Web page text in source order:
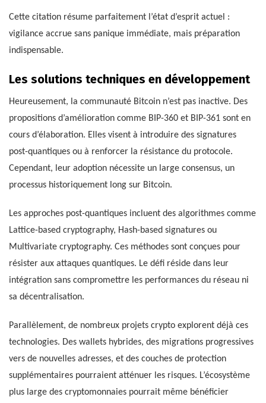
Cette citation résume parfaitement l’état d’esprit actuel :
vigilance accrue sans panique immédiate, mais préparation
indispensable.
Les solutions techniques en développement
Heureusement, la communauté Bitcoin n’est pas inactive. Des
propositions d’amélioration comme BIP-360 et BIP-361 sont en
cours d’élaboration. Elles visent à introduire des signatures
post-quantiques ou à renforcer la résistance du protocole.
Cependant, leur adoption nécessite un large consensus, un
processus historiquement long sur Bitcoin.
Les approches post-quantiques incluent des algorithmes comme
Lattice-based cryptography, Hash-based signatures ou
Multivariate cryptography. Ces méthodes sont conçues pour
résister aux attaques quantiques. Le défi réside dans leur
intégration sans compromettre les performances du réseau ni
sa décentralisation.
Parallèlement, de nombreux projets crypto explorent déjà ces
technologies. Des wallets hybrides, des migrations progressives
vers de nouvelles adresses, et des couches de protection
supplémentaires pourraient atténuer les risques. L’écosystème
plus large des cryptomonnaies pourrait même bénéficier